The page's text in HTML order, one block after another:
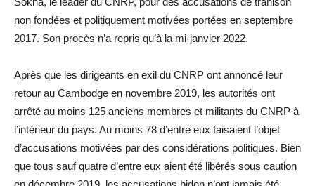
non fondées et politiquement motivées portées en septembre
2017. Son procès n’a repris qu’à la mi-janvier 2022.
Après que les dirigeants en exil du CNRP ont annoncé leur
retour au Cambodge en novembre 2019, les autorités ont
arrêté au moins 125 anciens membres et militants du CNRP à
l’intérieur du pays. Au moins 78 d’entre eux faisaient l’objet
d’accusations motivées par des considérations politiques. Bien
que tous sauf quatre d’entre eux aient été libérés sous caution